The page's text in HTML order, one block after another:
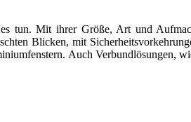
tun. Mit ihrer Größe, Art und
Blicken, mit
Auch Verbundlösungen,